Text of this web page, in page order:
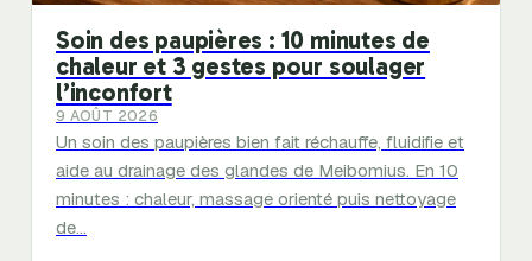
Soin des paupières : 10 minutes de
chaleur et 3 gestes pour soulager
l’inconfort
9 AOÛT 2026
Un soin des paupières bien fait réchauffe, fluidifie et
aide au drainage des glandes de Meibomius. En 10
minutes : chaleur, massage orienté puis nettoyage
de…